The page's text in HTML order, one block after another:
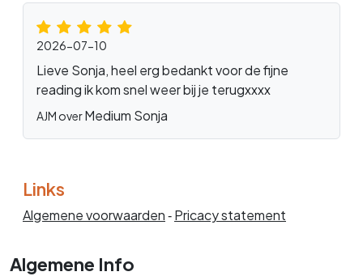
2026-07-10
Lieve Sonja, heel erg bedankt voor de fijne
reading ik kom snel weer bij je terugxxxx
AJM overMedium Sonja
Links
Algemene voorwaarden‐Pricacy statement
Algemene Info